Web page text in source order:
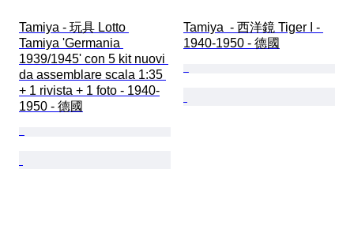
Tamiya - 玩具 Lotto
Tamiya 'Germania
1939/1945' con 5 kit nuovi
da assemblare scala 1:35
+ 1 rivista + 1 foto - 1940-
1950 - 德國
Tamiya  - 西洋鏡 Tiger I -
1940-1950 - 德國